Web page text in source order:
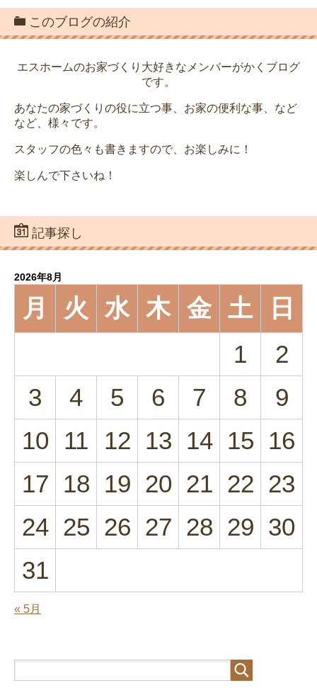
このブログの紹介
エスホームのお家づくり大好きなメンバーがかくブログ
です。
あなたの家づくりの役に立つ事、お家の便利な事、など
など、様々です。
スタッフの色々も書きますので、お楽しみに！
楽しんで下さいね！
記事探し
2026年8月
月 火 水 木 金 土
日
1
2
3
4 5 6 7 8
9
10
11 12 13 14 15 16
17 18 19 20 21 22 23
24 25 26 27 28 29 30
31
« 5月